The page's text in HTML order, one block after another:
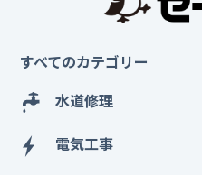
すべてのカテゴリー
水道修理
電気工事